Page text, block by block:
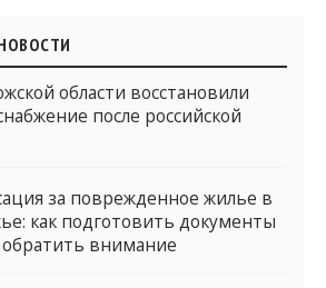
области восстановили
после российской
за поврежденное жилье в
как подготовить документы
обратить внимание